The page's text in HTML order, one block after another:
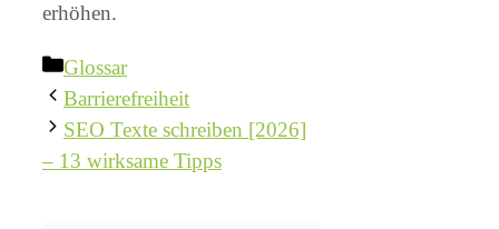
erhöhen.
Kategorien
Glossar
Barrierefreiheit
SEO Texte schreiben [2026]
– 13 wirksame Tipps